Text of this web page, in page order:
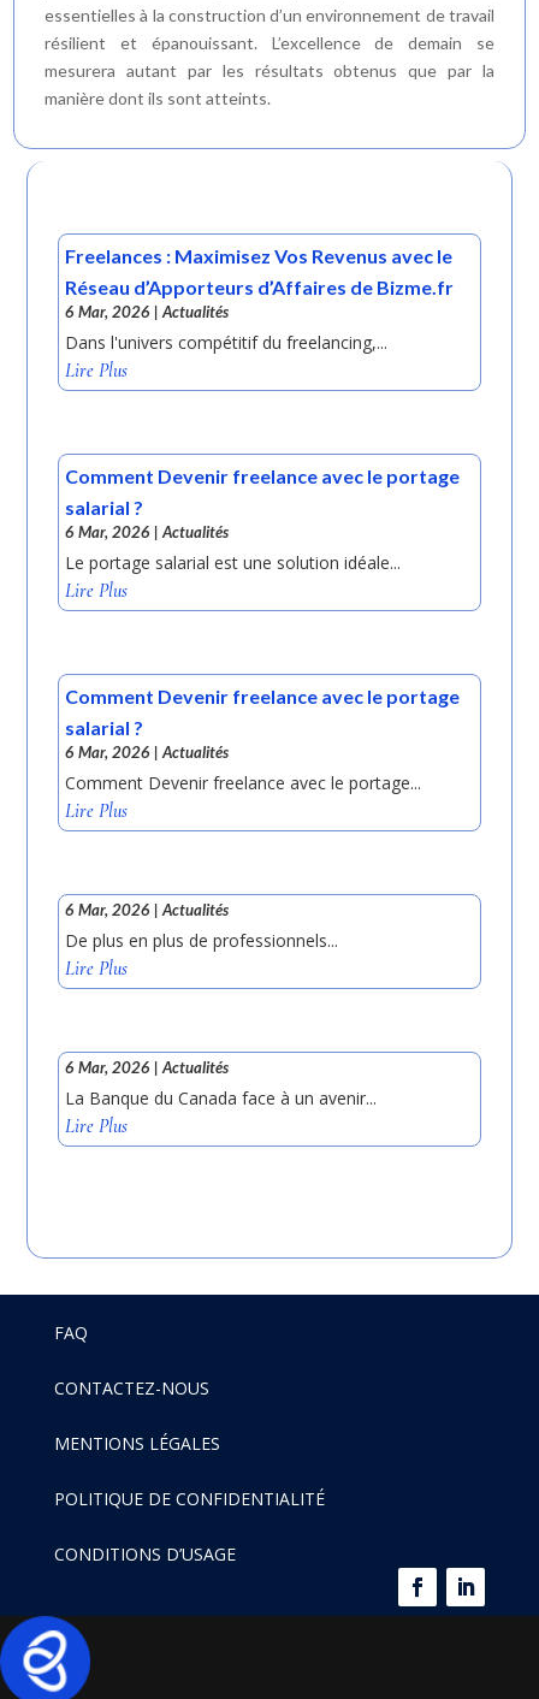
essentielles à la construction d’un environnement de travail
résilient et épanouissant. L’excellence de demain se
mesurera autant par les résultats obtenus que par la
manière dont ils sont atteints.
Freelances : Maximisez Vos Revenus avec le
Réseau d’Apporteurs d’Affaires de Bizme.fr
6 Mar, 2026 |Actualités
Dans l'univers compétitif du freelancing,...
Lire Plus
Comment Devenir freelance avec le portage
salarial ?
6 Mar, 2026 |Actualités
Le portage salarial est une solution idéale...
Lire Plus
Comment Devenir freelance avec le portage
salarial ?
6 Mar, 2026 |Actualités
Comment Devenir freelance avec le portage...
Lire Plus
6 Mar, 2026 |Actualités
De plus en plus de professionnels...
Lire Plus
6 Mar, 2026 |Actualités
La Banque du Canada face à un avenir...
Lire Plus
FAQ
CONTACTEZ-NOUS
MENTIONS LÉGALES
POLITIQUE DE CONFIDENTIALITÉ
CONDITIONS D’USAGE